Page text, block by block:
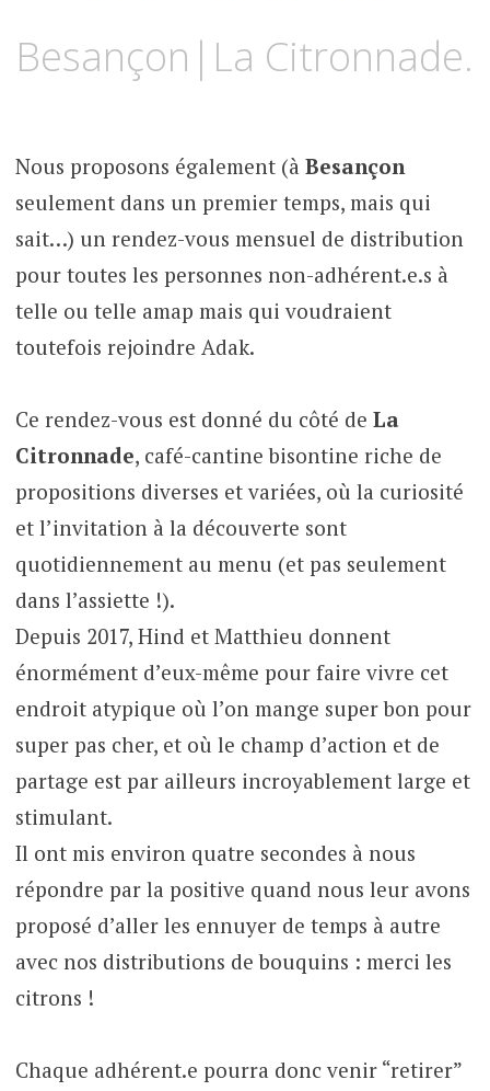
Besançon|La Citronnade.
Nous proposons également (à Besançon
seulement dans un premier temps, mais qui
sait…) un rendez-vous mensuel de distribution
pour toutes les personnes non-adhérent.e.s à
telle ou telle amap mais qui voudraient
toutefois rejoindre Adak.
Ce rendez-vous est donné du côté de La
Citronnade, café-cantine bisontine riche de
propositions diverses et variées, où la curiosité
et l’invitation à la découverte sont
quotidiennement au menu (et pas seulement
dans l’assiette !).
Depuis 2017, Hind et Matthieu donnent
énormément d’eux-même pour faire vivre cet
endroit atypique où l’on mange super bon pour
super pas cher, et où le champ d’action et de
partage est par ailleurs incroyablement large et
stimulant.
Il ont mis environ quatre secondes à nous
répondre par la positive quand nous leur avons
proposé d’aller les ennuyer de temps à autre
avec nos distributions de bouquins : merci les
citrons !
Chaque adhérent.e pourra donc venir “retirer”